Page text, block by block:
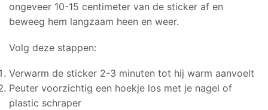
ongeveer 10-15 centimeter van de sticker af en
beweeg hem langzaam heen en weer.
Volg deze stappen:
Verwarm de sticker 2-3 minuten tot hij warm aanvoelt
Peuter voorzichtig een hoekje los met je nagel of
plastic schraper